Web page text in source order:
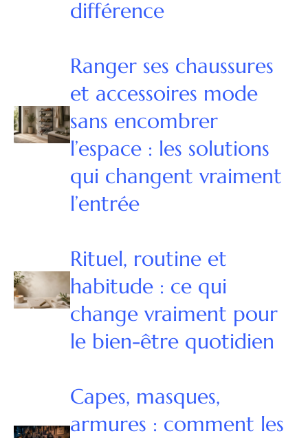
différence
Ranger ses chaussures
et accessoires mode
sans encombrer
l’espace : les solutions
qui changent vraiment
l’entrée
Rituel, routine et
habitude : ce qui
change vraiment pour
le bien-être quotidien
Capes, masques,
armures : comment les